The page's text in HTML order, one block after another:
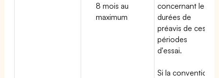
8 mois au
maximum
concernant les
durées de
préavis de ces
périodes
d'essai.
Si la convention